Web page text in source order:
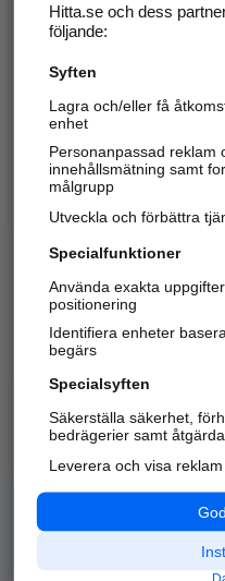
Hitta.se - Gratis
Sök företag, personer och
Hitta telefonnummer,
Alla kategorier
API & Kartor
Hitta.se och dess
följande:
Syften
Lagra och/eller få
enhet
Personanpassad reklam
innehållsmätning samt
målgrupp
Utveckla och förbättra
Specialfunktioner
Använda exakta
positionering
Identifiera enheter
begärs
Specialsyften
Säkerställa säkerhet,
bedrägerier samt
Leverera och visa